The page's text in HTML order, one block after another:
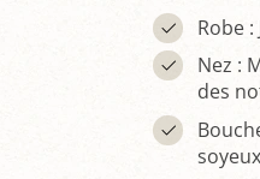
Robe
Nez :
des